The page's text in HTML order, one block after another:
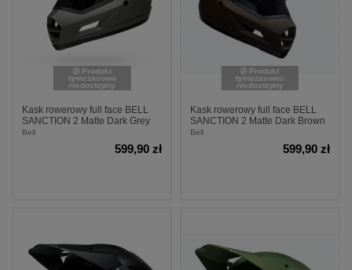
Produkt
tymczasowo
niedostępny
Kask rowerowy full face BELL
SANCTION 2 Matte Dark Grey
Bell
599,90 zł
Produkt
tymczasowo
niedostępny
Kask rowerowy full face BELL
SANCTION 2 Matte Dark Brown
Bell
599,90 zł